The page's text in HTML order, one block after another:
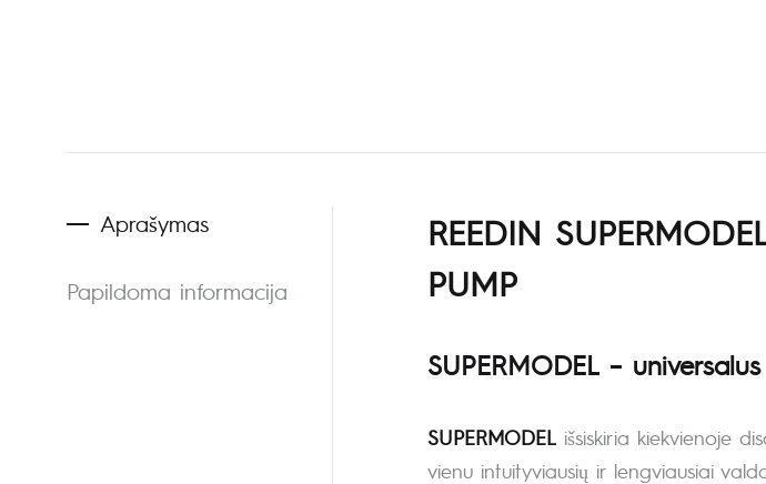
Aprašymas
Papildoma informacija
REEDIN
PUMP
SUPERMODEL –
SUPERMODEL išsiskiria kiekvienoje
vienu intuityviausių ir lengviausiai